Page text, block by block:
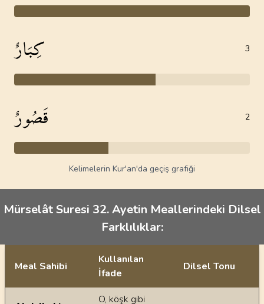
كِبَارٌ 3
قَصُورٌ 2
Kelimelerin Kur'an'da geçiş grafiği
Mürselât Suresi 32. Ayetin Meallerindeki Dilsel
Farklılıklar:
Ayetin meallerindeki dilsel farklılıklar
Meal Sahibi
Kullanılan
İfade
Dilsel Tonu
O, köşk gibi